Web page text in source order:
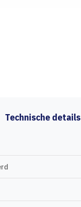
Technische details